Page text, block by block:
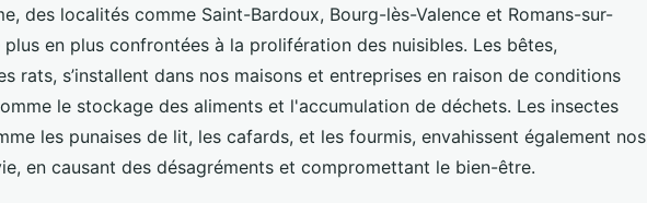
des localités comme Saint-Bardoux, Bourg-lès-Valence et Romans-sur-
plus en plus confrontées à la prolifération des nuisibles. Les bêtes,
rats, s’installent dans nos maisons et entreprises en raison de conditions
le stockage des aliments et l'accumulation de déchets. Les insectes
les punaises de lit, les cafards, et les fourmis, envahissent également nos
en causant des désagréments et compromettant le bien-être.